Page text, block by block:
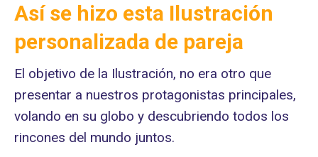
Así se hizo esta Ilustración
personalizada de pareja
El objetivo de la Ilustración, no era otro que
presentar a nuestros protagonistas principales,
volando en su globo y descubriendo todos los
rincones del mundo juntos.